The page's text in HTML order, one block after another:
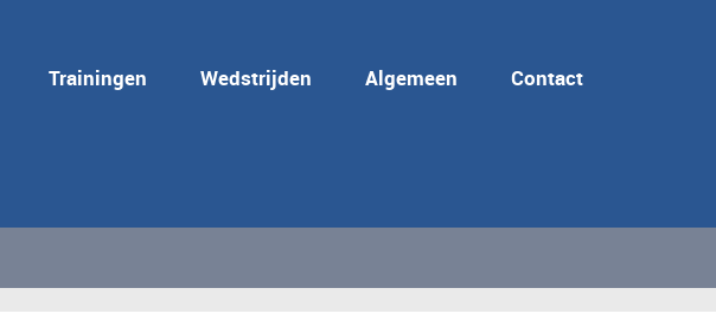
Trainingen Wedstrijden Algemeen Contact